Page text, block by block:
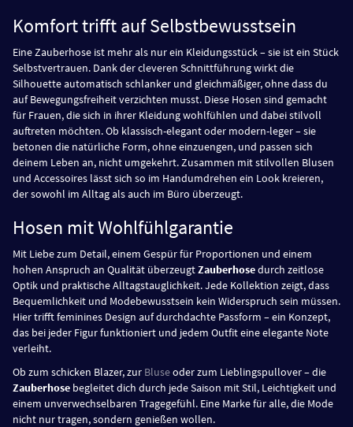
Komfort trifft auf Selbstbewusstsein
Eine Zauberhose ist mehr als nur ein Kleidungsstück – sie ist ein Stück
Selbstvertrauen. Dank der cleveren Schnittführung wirkt die
Silhouette automatisch schlanker und gleichmäßiger, ohne dass du
auf Bewegungsfreiheit verzichten musst. Diese Hosen sind gemacht
für Frauen, die sich in ihrer Kleidung wohlfühlen und dabei stilvoll
auftreten möchten. Ob klassisch-elegant oder modern-leger – sie
betonen die natürliche Form, ohne einzuengen, und passen sich
deinem Leben an, nicht umgekehrt. Zusammen mit stilvollen Blusen
und Accessoires lässt sich so im Handumdrehen ein Look kreieren,
der sowohl im Alltag als auch im Büro überzeugt.
Hosen mit Wohlfühlgarantie
Mit Liebe zum Detail, einem Gespür für Proportionen und einem
hohen Anspruch an Qualität überzeugtZauberhosedurch zeitlose
Optik und praktische Alltagstauglichkeit. Jede Kollektion zeigt, dass
Bequemlichkeit und Modebewusstsein kein Widerspruch sein müssen.
Hier trifft feminines Design auf durchdachte Passform – ein Konzept,
das bei jeder Figur funktioniert und jedem Outfit eine elegante Note
verleiht.
Ob zum schicken Blazer, zur Bluseoder zum Lieblingspullover – die
Zauberhose begleitet dich durch jede Saison mit Stil, Leichtigkeit und
einem unverwechselbaren Tragegefühl. Eine Marke für alle, die Mode
nicht nur tragen, sondern genießen wollen.